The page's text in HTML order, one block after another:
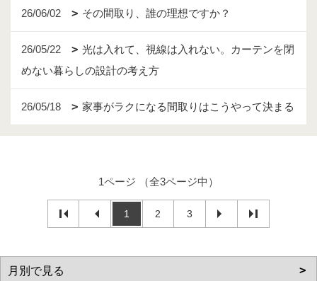
26/06/02 その間取り、誰の理想ですか？
26/05/22
光は入れて、視線は入れない。カーテンを閉
めない暮らしの設計の考え方
26/05/18 家事がラクになる間取りはこうやって決まる
1ページ （全3ページ中）
1 2 3